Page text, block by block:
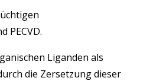
PECVD.
Liganden als
die Zersetzung dieser